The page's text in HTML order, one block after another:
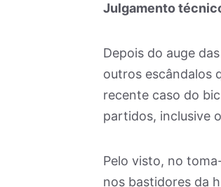
Julgamento
Depois do auge
outros escândalos
recente caso do
partidos, inclusive
Pelo visto, no
nos bastidores da